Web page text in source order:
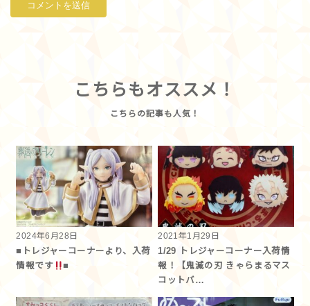
こちらもオススメ！
2024年6月28日
■トレジャーコーナーより、入荷
情報です
■
2021年1月29日
1/29 トレジャーコーナー入荷情
報！【鬼滅の刃 きゃらまるマス
コットバ…